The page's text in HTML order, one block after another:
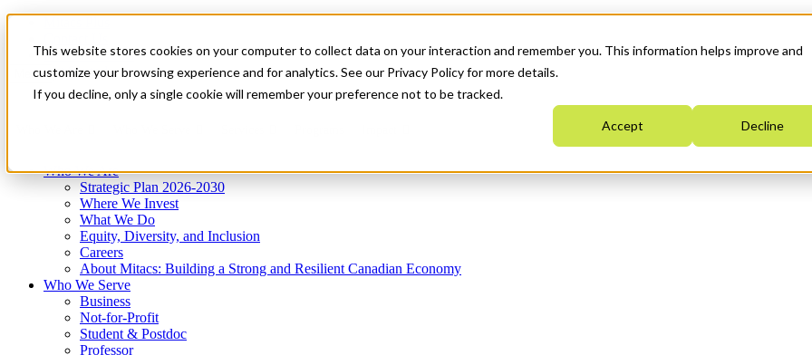
This website stores cookies on your computer to collect data on your interaction and remember you. This information helps improve and
customize your browsing experience and for analytics. See our Privacy Policy for more details.
If you decline, only a single cookie will remember your preference not to be tracked.
Accept Decline
News & Events
Get Started
Menu
Who We Are
Strategic Plan 2026-2030
Where We Invest
What We Do
Equity, Diversity, and Inclusion
Careers
About Mitacs: Building a Strong and Resilient Canadian Economy
Who We Serve
Business
Not-for-Profit
Student & Postdoc
Professor